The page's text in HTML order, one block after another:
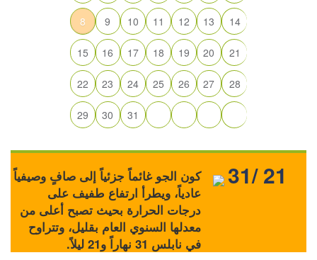
8 9 10 11 12 13 14
15 16 17 18 19 20 21
22 23 24 25 26 27 28
29 30 31
كون الجو غائماً جزئياً إلى صافٍ وصيفياً
عادياً، ويطرأ ارتفاع طفيف على
درجات الحرارة بحيث تصبح أعلى من
معدلها السنوي العام بقليل، وتتراوح
في نابلس 31 نهاراً و21 ليلاً.
31/ 21